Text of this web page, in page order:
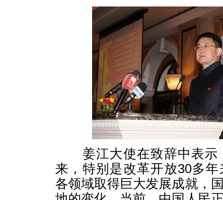
姜江大使在致辞中表示
来，特别是改革开放30多
各领域取得巨大发展成就，